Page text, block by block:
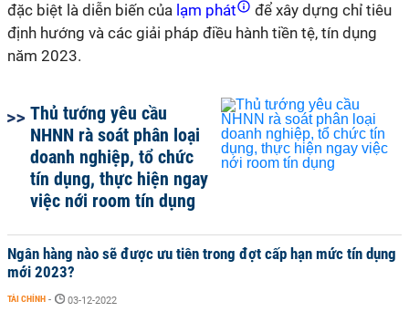
đặc biệt là diễn biến của lạm phát
để xây dựng chỉ tiêu
định hướng và các giải pháp điều hành tiền tệ, tín dụng
năm 2023.
Thủ tướng yêu cầu
NHNN rà soát phân loại
doanh nghiệp, tổ chức
tín dụng, thực hiện ngay
việc nới room tín dụng
Ngân hàng nào sẽ được ưu tiên trong đợt cấp hạn mức tín dụng
mới 2023?
TÀI CHÍNH - 03-12-2022